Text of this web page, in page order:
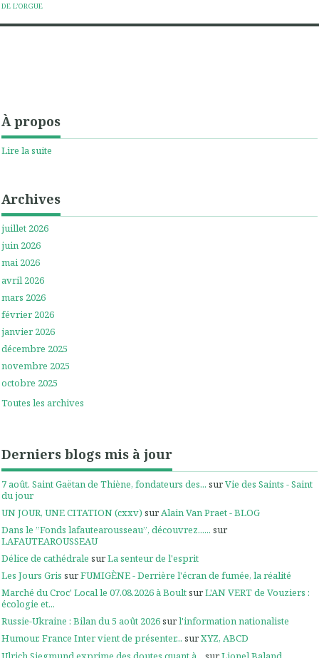
DE L’ORGUE
À propos
Lire la suite
Archives
juillet 2026
juin 2026
mai 2026
avril 2026
mars 2026
février 2026
janvier 2026
décembre 2025
novembre 2025
octobre 2025
Toutes les archives
Derniers blogs mis à jour
7 août. Saint Gaëtan de Thiène, fondateurs des... surVie des Saints - Saint
du jour
UN JOUR, UNE CITATION (cxxv) surAlain Van Praet - BLOG
Dans le ”Fonds lafautearousseau”, découvrez...... sur
LAFAUTEAROUSSEAU
Délice de cathédrale surLa senteur de l'esprit
Les Jours Gris surFUMIGÈNE - Derrière l'écran de fumée, la réalité
Marché du Croc' Local le 07.08.2026 à BoultsurL'AN VERT de Vouziers :
écologie et...
Russie-Ukraine : Bilan du 5 août 2026surl'information nationaliste
Humour. France Inter vient de présenter... surXYZ, ABCD